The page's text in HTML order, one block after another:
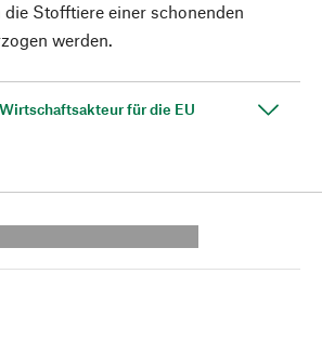
die Stofftiere einer schonenden
werden.
für die EU